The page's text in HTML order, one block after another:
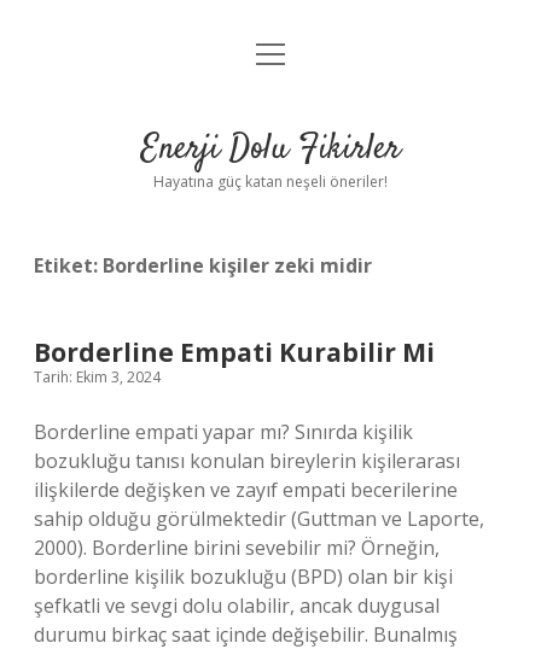
Anasayfa
Yasal Uyarı
menüyü
Enerji Dolu Fikirler
Hayatına güç katan neşeli öneriler!
Etiket: Borderline kişiler zeki midir
Borderline Empati Kurabilir Mi
Tarih: Ekim 3, 2024
Borderline empati yapar mı? Sınırda kişilik
bozukluğu tanısı konulan bireylerin kişilerarası
ilişkilerde değişken ve zayıf empati becerilerine
sahip olduğu görülmektedir (Guttman ve Laporte,
2000). Borderline birini sevebilir mi? Örneğin,
borderline kişilik bozukluğu (BPD) olan bir kişi
şefkatli ve sevgi dolu olabilir, ancak duygusal
durumu birkaç saat içinde değişebilir. Bunalmış